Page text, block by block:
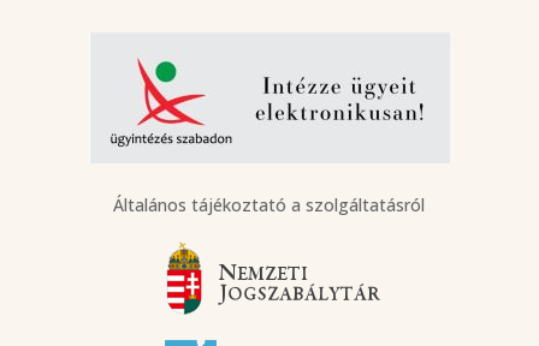
Általános tájékoztató a szolgáltatásról